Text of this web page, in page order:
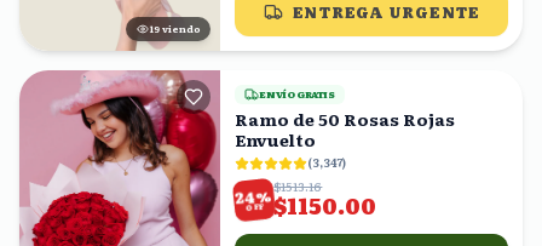
20 viendo
ENTREGA URGENTE
ENVÍO GRATIS
Ramo de 50 Rosas Rojas
Envuelto
(3,347)
24%
OFF
$1513.16
$1150.00